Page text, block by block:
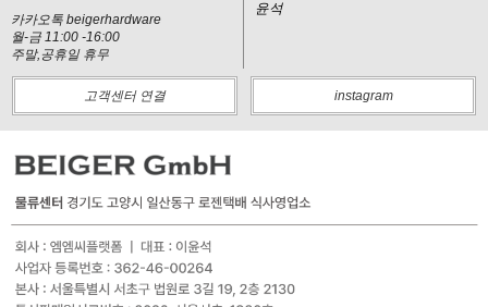
카카오톡 beigerhardware
월-금 11:00 -16:00
주말,공휴일 휴무
윤석
고객센터 연결 instagram